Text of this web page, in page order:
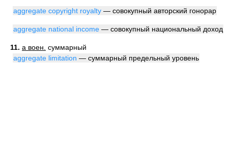
aggregate copyright royalty — совокупный авторский гонорар
aggregate national income — совокупный национальный доход
11. a воен. суммарный
aggregate limitation — суммарный предельный уровень